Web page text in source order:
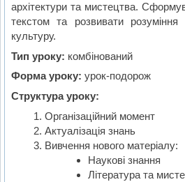
архітектури та мистецтва.
текстом та розвивати розуміння
культуру.
Тип уроку: комбінований
Форма уроку: урок-подорож
Структура уроку:
Організаційний момент
Актуалізація знань
Вивчення нового матеріалу:
Наукові знання
Література та